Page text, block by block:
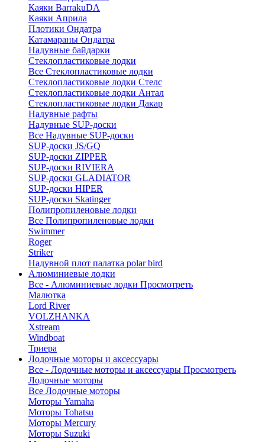
Каяки BarrakuDA
Каяки Априла
Плотики Ондатра
Катамараны Ондатра
Надувные байдарки
Стеклопластиковые лодки
Все Стеклопластиковые лодки
Стеклопластиковые лодки Стелс
Стеклопластиковые лодки Антал
Стеклопластиковые лодки Дакар
Надувные рафты
Надувные SUP-доски
Все Надувные SUP-доски
SUP-доски JS/GQ
SUP-доски ZIPPER
SUP-доски RIVIERA
SUP-доски GLADIATOR
SUP-доски HIPER
SUP-доски Skatinger
Полипропиленовые лодки
Все Полипропиленовые лодки
Swimmer
Roger
Striker
Надувной плот палатка polar bird
Алюминиевые лодки
Все - Алюминиевые лодки Просмотреть
Малютка
Lord River
VOLZHANKA
Xstream
Windboat
Триера
Лодочные моторы и аксессуары
Все - Лодочные моторы и аксессуары Просмотреть
Лодочные моторы
Все Лодочные моторы
Моторы Yamaha
Моторы Tohatsu
Моторы Mercury
Моторы Suzuki